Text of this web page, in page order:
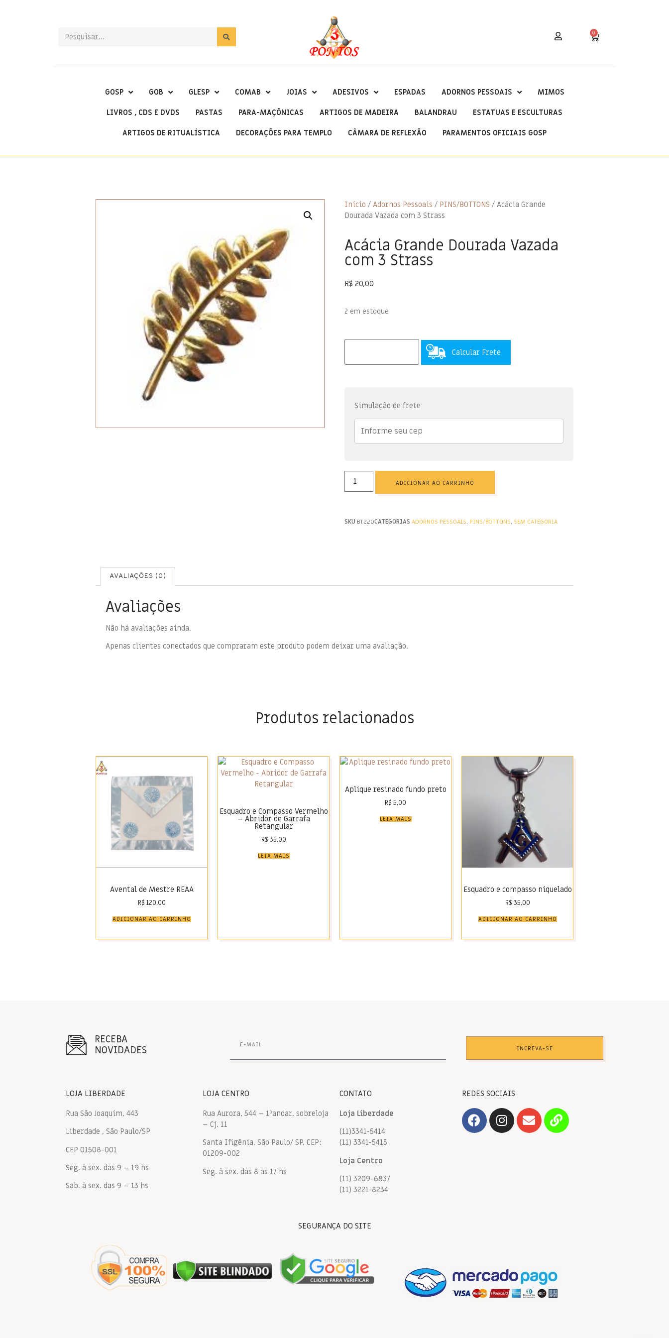
0
GOSP GOB GLESP COMAB JOIAS ADESIVOS ESPADAS ADORNOS PESSOAIS MIMOS
LIVROS , CDS E DVDS PASTAS PARA-MAÇÔNICAS ARTIGOS DE MADEIRA BALANDRAU ESTATUAS E ESCULTURAS
ARTIGOS DE RITUALÍSTICA DECORAÇÕES PARA TEMPLO CÂMARA DE REFLEXÃO PARAMENTOS OFICIAIS GOSP
Início / Adornos Pessoais / PINS/BOTTONS / Acácia Grande
Dourada Vazada com 3 Strass
Acácia Grande Dourada Vazada
com 3 Strass
R$ 20,00
2 em estoque
Calcular Frete
Simulação de frete
ADICIONAR AO CARRINHO
SKU BT220CATEGORIAS ADORNOS PESSOAIS, PINS/BOTTONS, SEM CATEGORIA
AVALIAÇÕES (0)
Avaliações
Não há avaliações ainda.
Apenas clientes conectados que compraram este produto podem deixar uma avaliação.
Produtos relacionados
Avental de Mestre REAA
R$ 120,00
ADICIONAR AO CARRINHO
Esquadro e Compasso Vermelho
– Abridor de Garrafa
Retangular
R$ 35,00
LEIA MAIS
Aplique resinado fundo preto
R$ 5,00
LEIA MAIS
Esquadro e compasso niquelado
R$ 35,00
ADICIONAR AO CARRINHO
RECEBA
NOVIDADES
INCREVA-SE
LOJA LIBERDADE
Rua São Joaquim, 443
Liberdade , São Paulo/SP
CEP 01508-001
Seg. à sex. das 9 – 19 hs
Sab. à sex. das 9 – 13 hs
LOJA CENTRO
Rua Aurora, 544 – 1ºandar, sobreloja
– Cj. 11
Santa Ifigênia, São Paulo/ SP, CEP:
01209-002
Seg. à sex. das 8 as 17 hs
CONTATO
Loja Liberdade
(11)3341-5414
(11) 3341-5415
Loja Centro
(11) 3209-6837
(11) 3221-8234
REDES SOCIAIS
SEGURANÇA DO SITE